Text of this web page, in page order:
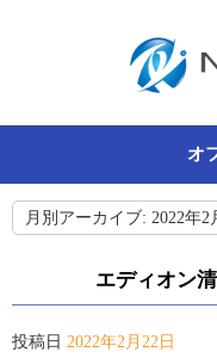
オ
月別アーカイブ: 2022年2
エディオン
投稿日 2022年2月22日